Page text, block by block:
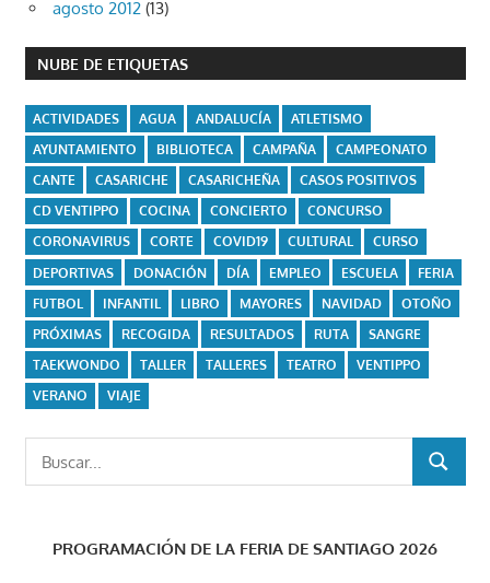
agosto 2012 (13)
NUBE DE ETIQUETAS
ACTIVIDADES AGUA ANDALUCÍA
ATLETISMO
AYUNTAMIENTO
BIBLIOTECA CAMPAÑA
CAMPEONATO
CANTE
CASARICHE CASARICHEÑA
CASOS POSITIVOS
CD VENTIPPO
COCINA CONCIERTO
CONCURSO
CORONAVIRUS
CORTE COVID19 CULTURAL
CURSO
DEPORTIVAS
DONACIÓN DÍA EMPLEO ESCUELA
FERIA
FUTBOL
INFANTIL LIBRO MAYORES NAVIDAD
OTOÑO
PRÓXIMAS
RECOGIDA RESULTADOS RUTA
SANGRE
TAEKWONDO
TALLER TALLERES TEATRO
VENTIPPO
VERANO
VIAJE
BUSCAR
PROGRAMACIÓN DE LA FERIA DE SANTIAGO 2026